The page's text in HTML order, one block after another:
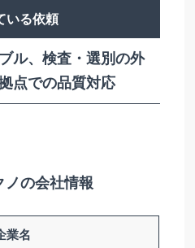
いる依頼
ル、検査・選別の外
点での品質対応
ノの会社情報
業名